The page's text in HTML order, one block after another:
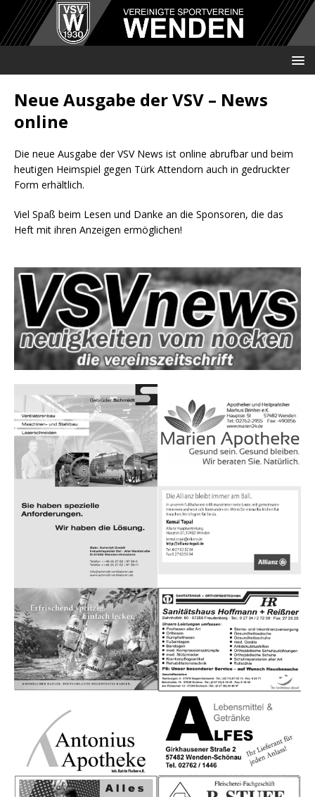
Neue Ausgabe der VSV – News
online
Die neue Ausgabe der VSV News ist online abrufbar und beim
heutigen Heimspiel gegen Türk Attendorn auch in gedruckter
Form erhältlich.
Viel Spaß beim Lesen und Danke an die Sponsoren, die das
Heft mit ihren Anzeigen ermöglichen!